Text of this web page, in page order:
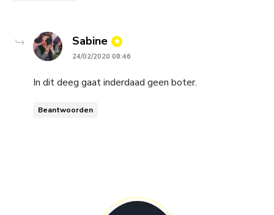
Sabine says:
24/02/2020 08:46
In dit deeg gaat inderdaad geen boter.
Beantwoorden